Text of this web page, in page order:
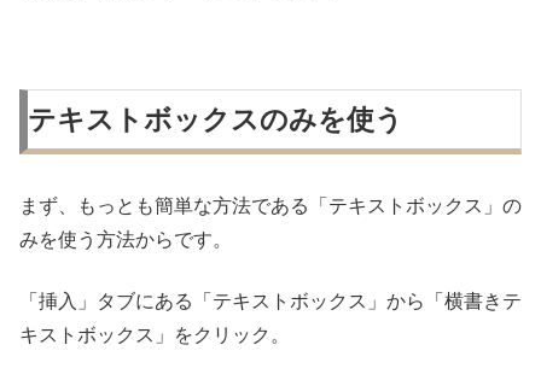
テキストボックスのみを使う
まず、もっとも簡単な方法である「テキストボックス」の
みを使う方法からです。
「挿入」タブにある「テキストボックス」から「横書きテ
キストボックス」をクリック。